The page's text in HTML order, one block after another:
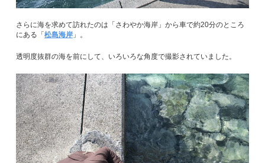
さらに海を求めて訪れたのは「さわやか海岸」から車で約20分のところ
にある「松島海岸」。
透明度抜群の海を前にして、いろいろな角度で撮影されていました。